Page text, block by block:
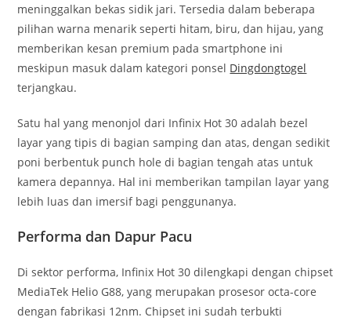
meninggalkan bekas sidik jari. Tersedia dalam beberapa
pilihan warna menarik seperti hitam, biru, dan hijau, yang
memberikan kesan premium pada smartphone ini
meskipun masuk dalam kategori ponsel Dingdongtogel
terjangkau.
Satu hal yang menonjol dari Infinix Hot 30 adalah bezel
layar yang tipis di bagian samping dan atas, dengan sedikit
poni berbentuk punch hole di bagian tengah atas untuk
kamera depannya. Hal ini memberikan tampilan layar yang
lebih luas dan imersif bagi penggunanya.
Performa dan Dapur Pacu
Di sektor performa, Infinix Hot 30 dilengkapi dengan chipset
MediaTek Helio G88, yang merupakan prosesor octa-core
dengan fabrikasi 12nm. Chipset ini sudah terbukti